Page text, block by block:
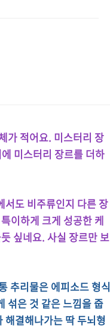
가 적어요. 미스터리 장
미스터리 장르를 더하
서도 비주류인지 다른 장
이하게 크게 성공한 케
싶네요. 사실 장르만 보
추리물은 에피소드 형식
섞은 것 같은 느낌을 줍
결해나가는 딱 두뇌형